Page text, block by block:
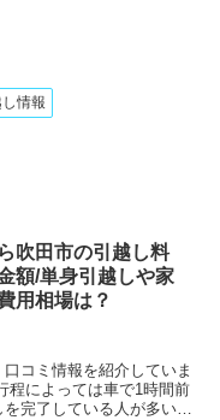
情報
吹田市の引越し料
額/単身引越しや家
用相場は？
コミ情報を紹介していま
程によっては車で1時間前
完了している人が多いで